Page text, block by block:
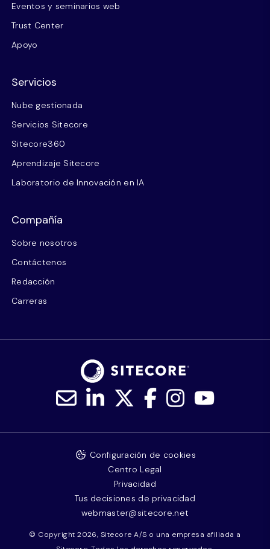
Eventos y seminarios web
Trust Center
Apoyo
Servicios
Nube gestionada
Servicios Sitecore
Sitecore360
Aprendizaje Sitecore
Laboratorio de Innovación en IA
Compañía
Sobre nosotros
Contáctenos
Redacción
Carreras
© Copyright 2026, Sitecore A/S o una empresa afiliada a
Configuración de cookies
Centro Legal
Privacidad
Tus decisiones de privacidad
webmaster@sitecore.net